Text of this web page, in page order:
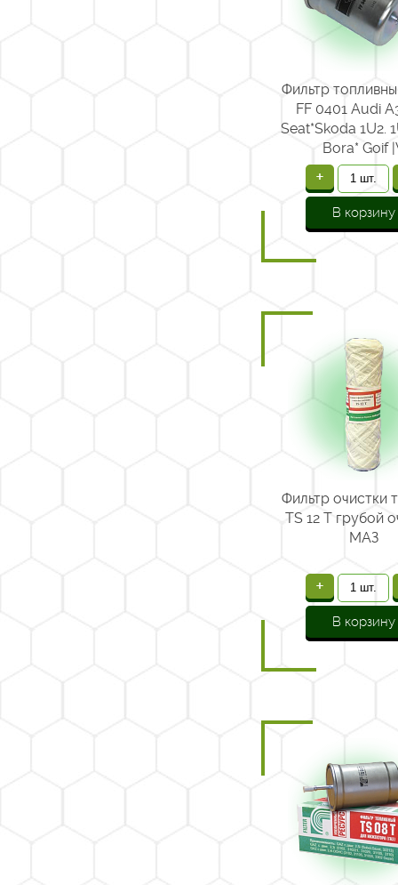
Фильтр
FF 0401 Audi
Seat*Skoda 1U2.
Bora* Goif
+
В корзину
Фильтр очистки
TS 12 Т грубой
МАЗ
+
В корзину